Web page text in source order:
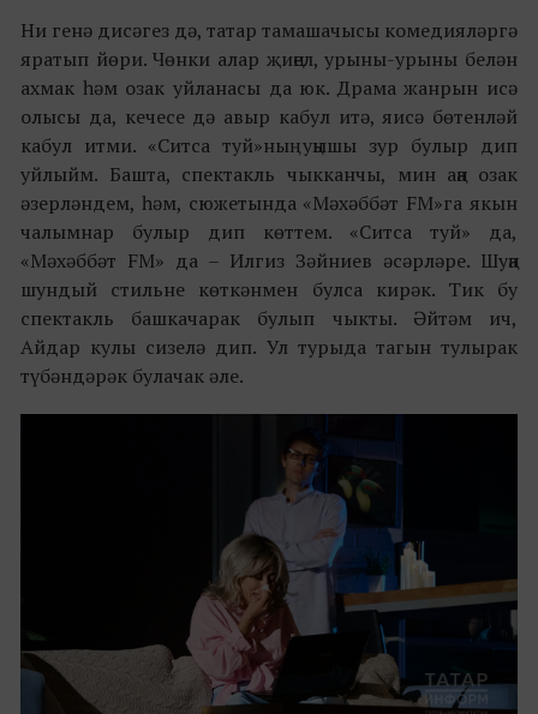
Ни генә дисәгез дә, татар тамашачысы комедияләргә
яратып йөри. Чөнки алар җиңел, урыны-урыны белән
ахмак һәм озак уйланасы да юк. Драма жанрын исә
олысы да, кечесе дә авыр кабул итә, яисә бөтенләй
кабул итми. «Ситса туй»ның уңышы зур булыр дип
уйлыйм. Башта, спектакль чыкканчы, мин аңа озак
әзерләндем, һәм, сюжетында «Мәхәббәт FM»га якын
чалымнар булыр дип көттем. «Ситса туй» да,
«Мәхәббәт FM» да – Илгиз Зәйниев әсәрләре. Шуңа
шундый стильне көткәнмен булса кирәк. Тик бу
спектакль башкачарак булып чыкты. Әйтәм ич,
Айдар кулы сизелә дип. Ул турыда тагын тулырак
түбәндәрәк булачак әле.